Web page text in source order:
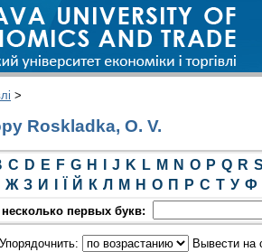
>
Roskladka, O. V.
C D E F G H J K L M N O P Q R S
Ж З И Й К Л М Н О П Р С Т У Ф
первых букв:
Упорядочнить: Вывести на